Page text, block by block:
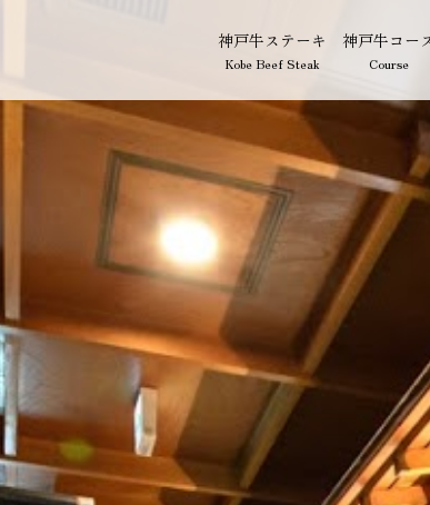
神戸牛ステーキ
Kobe Beef Steak
神戸牛コー
Course